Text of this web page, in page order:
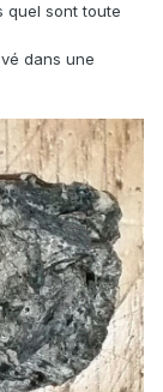
quel sont toute
dans une